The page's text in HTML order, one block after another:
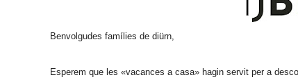
Benvolgudes famílies de diürn,
Esperem que les «vacances a casa» hagin servit per a